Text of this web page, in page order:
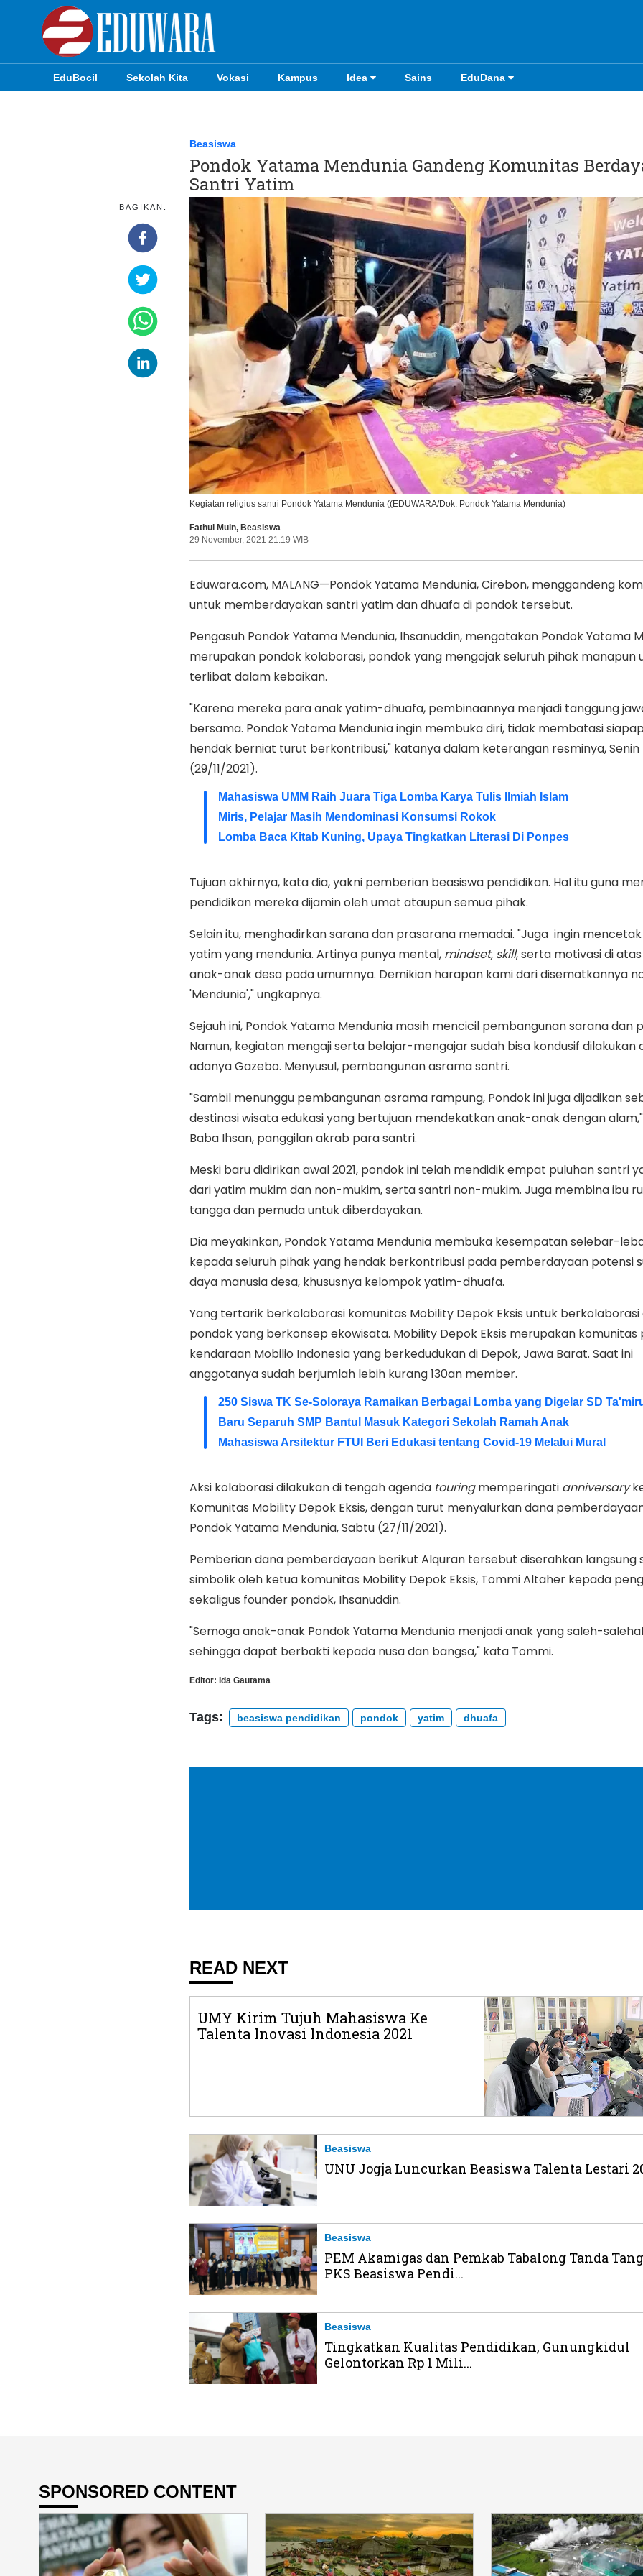
EduBocil Sekolah Kita Vokasi Kampus Idea Sains EduDana
Ikuti Kami di:
Beasiswa
Pondok Yatama Mendunia Gandeng Komunitas
Santri Yatim
BAGIKAN:
Kegiatan religius santri Pondok Yatama Mendunia ((EDUWARA/Dok. Pondok Yatama Mendunia)
Fathul Muin, Beasiswa
29 November, 2021 21:19 WIB
Eduwara.com, MALANG—Pondok Yatama Mendunia, Cirebon, menggandeng
untuk memberdayakan santri yatim dan dhuafa di pondok tersebut.
Pengasuh Pondok Yatama Mendunia, Ihsanuddin, mengatakan Pondok Yatama
merupakan pondok kolaborasi, pondok yang mengajak seluruh pihak manapun
terlibat dalam kebaikan.
"Karena mereka para anak yatim-dhuafa, pembinaannya menjadi tanggung
bersama. Pondok Yatama Mendunia ingin membuka diri, tidak membatasi
hendak berniat turut berkontribusi," katanya dalam keterangan resminya, Senin
(29/11/2021).
Mahasiswa UMM Raih Juara Tiga Lomba Karya Tulis Ilmiah Islam
Miris, Pelajar Masih Mendominasi Konsumsi Rokok
Lomba Baca Kitab Kuning, Upaya Tingkatkan Literasi Di Ponpes
Tujuan akhirnya, kata dia, yakni pemberian beasiswa pendidikan. Hal itu guna
pendidikan mereka dijamin oleh umat ataupun semua pihak.
Selain itu, menghadirkan sarana dan prasarana memadai. "Juga ingin
yatim yang mendunia. Artinya punya mental, mindset, skill, serta motivasi di
anak-anak desa pada umumnya. Demikian harapan kami dari disematkannya
'Mendunia'," ungkapnya.
Sejauh ini, Pondok Yatama Mendunia masih mencicil pembangunan sarana dan
Namun, kegiatan mengaji serta belajar-mengajar sudah bisa kondusif dilakukan
adanya Gazebo. Menyusul, pembangunan asrama santri.
"Sambil menunggu pembangunan asrama rampung, Pondok ini juga dijadikan
destinasi wisata edukasi yang bertujuan mendekatkan anak-anak dengan
Baba Ihsan, panggilan akrab para santri.
Meski baru didirikan awal 2021, pondok ini telah mendidik empat puluhan santri
dari yatim mukim dan non-mukim, serta santri non-mukim. Juga membina ibu
tangga dan pemuda untuk diberdayakan.
Dia meyakinkan, Pondok Yatama Mendunia membuka kesempatan selebar-
kepada seluruh pihak yang hendak berkontribusi pada pemberdayaan potensi
daya manusia desa, khususnya kelompok yatim-dhuafa.
Yang tertarik berkolaborasi komunitas Mobility Depok Eksis untuk berkolaborasi
pondok yang berkonsep ekowisata. Mobility Depok Eksis merupakan komunitas
kendaraan Mobilio Indonesia yang berkedudukan di Depok, Jawa Barat. Saat ini
anggotanya sudah berjumlah lebih kurang 130an member.
250 Siswa TK Se-Soloraya Ramaikan Berbagai Lomba yang Digelar SD
Baru Separuh SMP Bantul Masuk Kategori Sekolah Ramah Anak
Mahasiswa Arsitektur FTUI Beri Edukasi tentang Covid-19 Melalui Mural
Aksi kolaborasi dilakukan di tengah agenda touringmemperingati anniversary
Komunitas Mobility Depok Eksis, dengan turut menyalurkan dana
Pondok Yatama Mendunia, Sabtu (27/11/2021).
Pemberian dana pemberdayaan berikut Alquran tersebut diserahkan langsung
simbolik oleh ketua komunitas Mobility Depok Eksis, Tommi Altaher kepada
sekaligus founder pondok, Ihsanuddin.
"Semoga anak-anak Pondok Yatama Mendunia menjadi anak yang saleh-
sehingga dapat berbakti kepada nusa dan bangsa," kata Tommi.
Editor: Ida Gautama
Tags: beasiswa pendidikan pondok yatim dhuafa
READ NEXT
UMY Kirim Tujuh Mahasiswa Ke
Talenta Inovasi Indonesia 2021
Beasiswa
UNU Jogja Luncurkan Beasiswa Talenta Lestari
Beasiswa
PEM Akamigas dan Pemkab Tabalong Tanda
PKS Beasiswa Pendi...
Beasiswa
Tingkatkan Kualitas Pendidikan, Gunungkidul
Gelontorkan Rp 1 Mili...
SPONSORED CONTENT